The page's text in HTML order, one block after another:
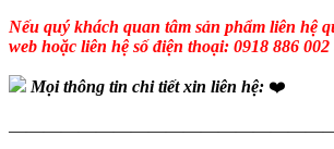
Nếu quý khách quan tâm sản phẩm liên hệ
web hoặc liên hệ số điện thoại: 0918 886
Mọi thông tin chi tiết xin liên hệ: ❤️